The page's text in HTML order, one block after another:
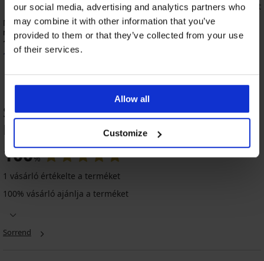
our social media, advertising and analytics partners who
may combine it with other information that you’ve
provided to them or that they’ve collected from your use
of their services.
Allow all
Customize
Maia 4D Soft Control Deluxe bélelt
melltartó
18 190 Ft
14 560 Ft
kód: BRA20
Maia 4D kisimító
18 190 Ft
Summer Coctail bikinifelső TERMÉK
ÉRTÉKELÉSE
100%
1 vásárló értékelte a terméket
100% vásárló ajánlja a terméket
Sorrend